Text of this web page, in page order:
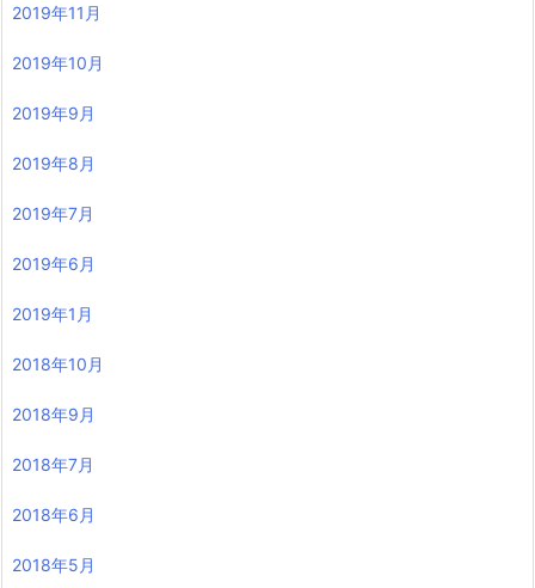
2019年11月
2019年10月
2019年9月
2019年8月
2019年7月
2019年6月
2019年1月
2018年10月
2018年9月
2018年7月
2018年6月
2018年5月